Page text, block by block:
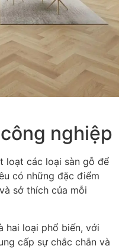
nghiệp
loạt các loại sàn gỗ để
có những đặc điểm
sở thích của mỗi
hai loại phổ biến, với
cấp sự chắc chắn và